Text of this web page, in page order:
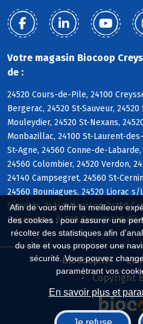
Afin de vous offrir la meilleure
des cookies : pour assurer une
récolter des statistiques afin
du site et vous proposer une
sécurité. Vous pouvez
paramétrant vos
En savoir plus et
Votre magasin Biocoop
de :
24520 Cours-de-Pile, 24100
Bergerac, 24520 St-Sauveur,
Mouleydier, 24520 St-Nexans,
Monbazillac, 24100 St-Laurent-
St-Agne, 24560 Conne-de-
24560 Colombier, 24520 Verdon,
24140 Campsegret, 24560 St-
24560 Bouniagues, 24520 Liorac
Sigoulès, 24140 Maurens, 24150
Prigonrieux, 24560 Faux, 24130
Biocoop.fr
Le
Copyright